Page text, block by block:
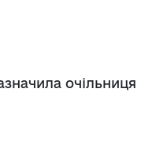
очільниця